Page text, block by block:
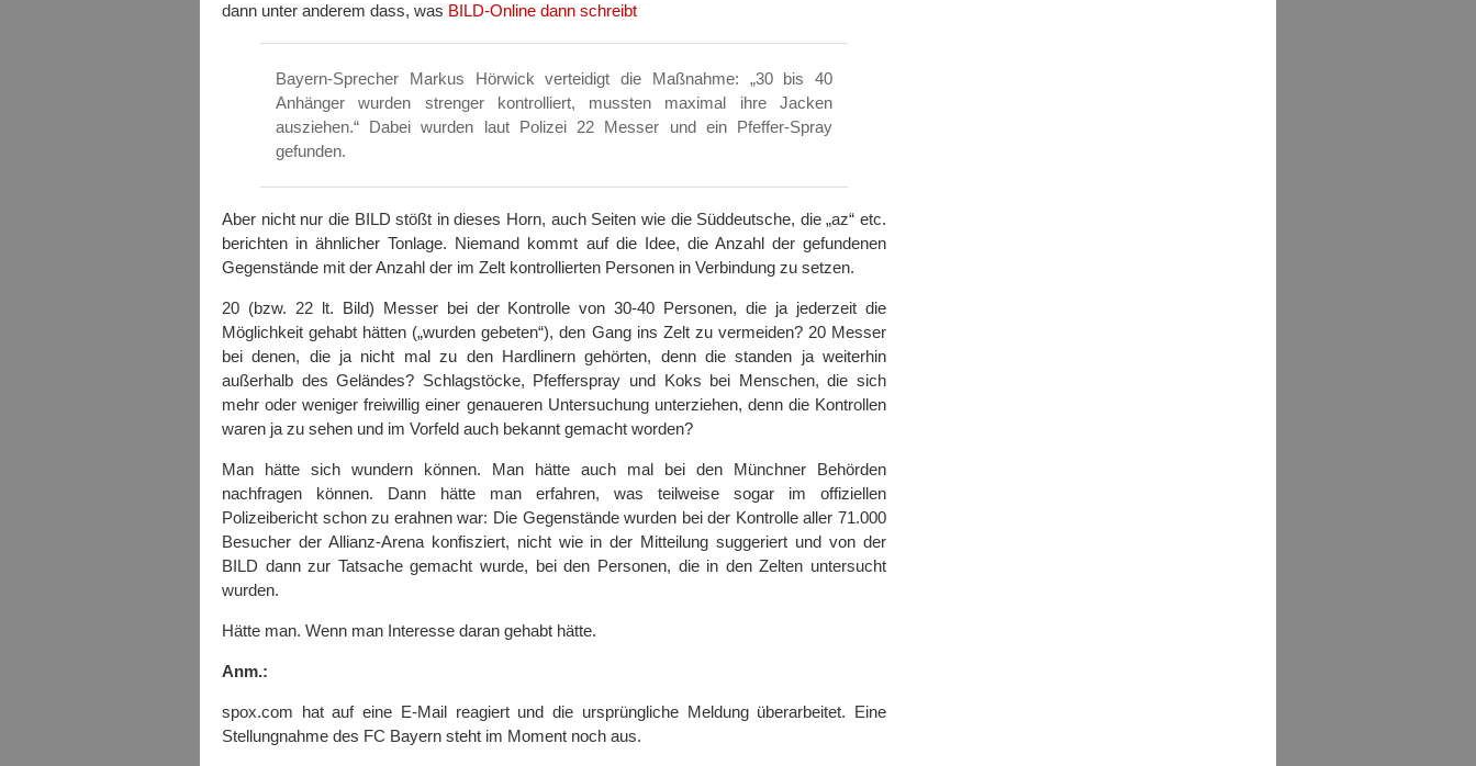
dann unter anderem dass, was BILD-Online dann schreibt
Bayern-Sprecher Markus Hörwick verteidigt die Maßnahme: „30 bis 40
Anhänger wurden strenger kontrolliert, mussten maximal ihre Jacken
ausziehen.“ Dabei wurden laut Polizei 22 Messer und ein Pfeffer-Spray
gefunden.
Aber nicht nur die BILD stößt in dieses Horn, auch Seiten wie die Süddeutsche, die „az“ etc.
berichten in ähnlicher Tonlage. Niemand kommt auf die Idee, die Anzahl der gefundenen
Gegenstände mit der Anzahl der im Zelt kontrollierten Personen in Verbindung zu setzen.
20 (bzw. 22 lt. Bild) Messer bei der Kontrolle von 30-40 Personen, die ja jederzeit die
Möglichkeit gehabt hätten („wurden gebeten“), den Gang ins Zelt zu vermeiden? 20 Messer
bei denen, die ja nicht mal zu den Hardlinern gehörten, denn die standen ja weiterhin
außerhalb des Geländes? Schlagstöcke, Pfefferspray und Koks bei Menschen, die sich
mehr oder weniger freiwillig einer genaueren Untersuchung unterziehen, denn die Kontrollen
waren ja zu sehen und im Vorfeld auch bekannt gemacht worden?
Man hätte sich wundern können. Man hätte auch mal bei den Münchner Behörden
nachfragen können. Dann hätte man erfahren, was teilweise sogar im offiziellen
Polizeibericht schon zu erahnen war: Die Gegenstände wurden bei der Kontrolle aller 71.000
Besucher der Allianz-Arena konfisziert, nicht wie in der Mitteilung suggeriert und von der
BILD dann zur Tatsache gemacht wurde, bei den Personen, die in den Zelten untersucht
wurden.
Hätte man. Wenn man Interesse daran gehabt hätte.
Anm.:
spox.com hat auf eine E-Mail reagiert und die ursprüngliche Meldung überarbeitet. Eine
Stellungnahme des FC Bayern steht im Moment noch aus.